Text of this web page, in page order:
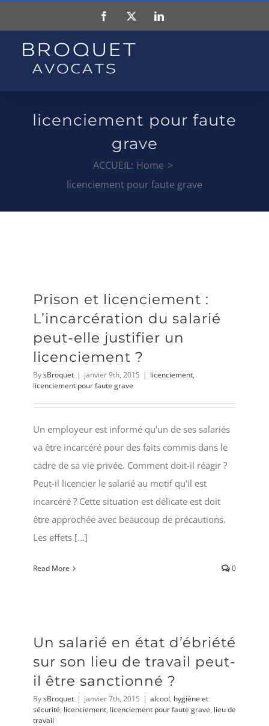
content
Facebook LinkedIn
licenciement pour faute
grave
ACCUEIL: Home
licenciement pour faute grave
Prison et licenciement :
L’incarcération du salarié
peut-elle justifier un
licenciement ?
BysBroquet | janvier 9th, 2015 | licenciement,
licenciement pour faute grave
Un employeur est informé qu'un de ses salariés
va être incarcéré pour des faits commis dans le
cadre de sa vie privée. Comment doit-il réagir ?
Peut-il licencier le salarié au motif qu'il est
incarcéré ? Cette situation est délicate est doit
être approchée avec beaucoup de précautions.
Les effets [...]
Read More 0
Un salarié en état d’ébriété
sur son lieu de travail peut-
il être sanctionné ?
BysBroquet | janvier 7th, 2015 | alcool, hygiène et
sécurité, licenciement, licenciement pour faute grave, lieu de
travail